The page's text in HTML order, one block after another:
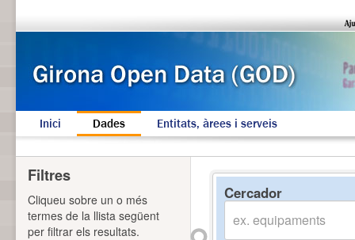
Inici Dades Entitats, àrees i serveis
Cercador
Filtres
Cliqueu sobre un o més
termes de la llista següent
per filtrar els resultats.